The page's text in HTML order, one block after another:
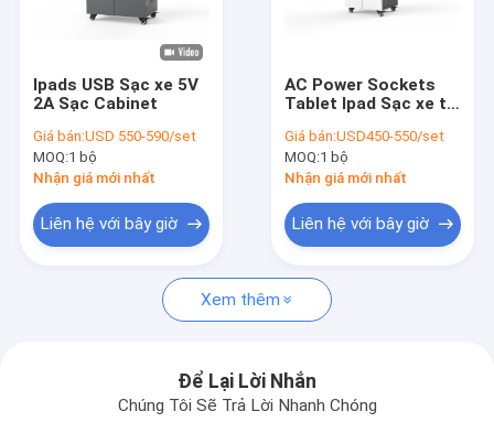
Tủ sạc laptop |
Tủ sạc có khóa
Tủ sạc Ipad
Xe đẩy sạc máy tính bảng
Tủ sạc USB
Tủ sạc Chromebook
Giỏ sạc USB
Ipads USB Sạc xe 5V
2A Sạc Cabinet
Giá bán:USD 550-590/set
MOQ:1 bộ
Nhận giá mới nhất
Liên hệ với bây giờ
AC Power Sockets
Tablet Ipad Sạc xe tải
Giá bán:USD450-550/set
MOQ:1 bộ
Nhận giá mới nhất
Liên hệ với bây giờ
Xem thêm
Để Lại Lời Nhắn
Chúng Tôi Sẽ Trả Lời Nhanh Chóng